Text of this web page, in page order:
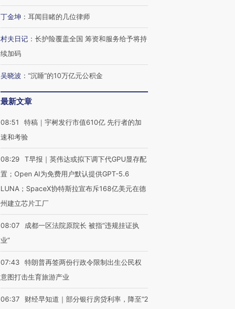
丁金坤 ： 耳闻目睹的几位律师
村夫日记 ： 长护险覆盖全国 筹资和服务给予将持
续加码
吴晓波 ： “沉睡”的10万亿元公积金
最新文章
08:51
特稿｜宇树发行市值610亿 先行者的加
速和考验
08:29
T早报｜英伟达或拟下调下代GPU显存配
置；Open AI为免费用户默认提供GPT-5.6
LUNA；SpaceX协特斯拉宣布斥168亿美元在德
州建立芯片工厂
08:07
成都一区法院原院长 被指“违规挂证执
业”
07:43
特朗普再签两份行政令限制出生公民权
意图打击生育旅游产业
06:37
财经早知道｜部分银行房贷利率，降至“2